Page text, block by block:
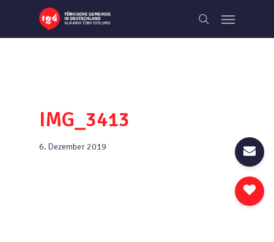
main
search
Menu
IMG_3413
6. Dezember 2019